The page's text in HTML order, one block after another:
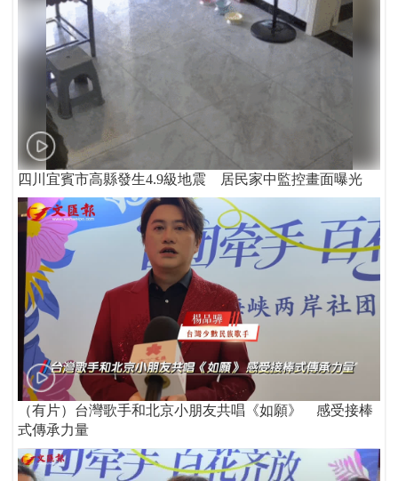
四川宜賓市高縣發生4.9級地震 居民家中監控畫面曝光
（有片）台灣歌手和北京小朋友共唱《如願》 感受接棒
式傳承力量